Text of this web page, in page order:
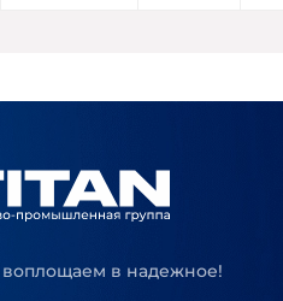
в надежное!